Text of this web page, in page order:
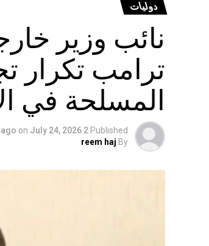
دوليات
نائب وزير
ترامب تكرار
المسلحة في
Published
2 weeks ago
on July 24, 2026
By
reem haj